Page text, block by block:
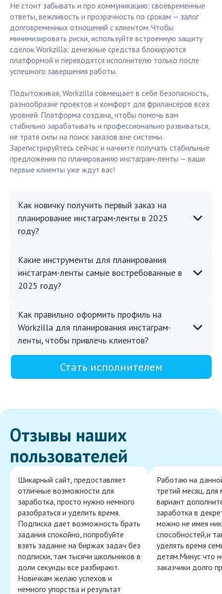
Не стоит забывать и про коммуникацию: своевременные
ответы, вежливость и прозрачность по срокам — залог
долговременных отношений с клиентом. Чтобы
минимизировать риски, используйте встроенную защиту
сделок Workzilla: денежные средства блокируются
платформой и переводятся исполнителю только после
успешного завершения работы.
Подытоживая, Workzilla совмещает в себе безопасность,
разнообразие проектов и комфорт для фрилансеров всех
уровней. Платформа создана, чтобы помочь вам
стабильно зарабатывать и профессионально развиваться,
не тратя силы на поиск заказов вне системы.
Зарегистрируйтесь сейчас и начните получать стабильные
предложения по планированию инстаграм-ленты — ваши
первые клиенты уже ждут вас!
Как новичку получить первый заказ на
планирование инстаграм-ленты в 2025
году?
Какие инструменты для планирования
инстаграм-ленты самые востребованные в
2025 году?
Как правильно оформить профиль на
Workzilla для планирования инстаграм-
ленты, чтобы привлечь клиентов?
Стать исполнителем
Отзывы наших
пользователей
Шикарный сайт, предоставляет
отличные возможности для
заработка, просто нужно немного
разобраться и уделить время.
Подписка дает возможность брать
задания спокойно, попробуйте
взять задание на биржах задач без
подписки, там тысячи школьников в
доли секунды все разбирают.
Новичкам желаю успехов и
немного упорства и результат
Работаю на
третий месяц, для
вариант
заработка в
можно не имея
способностей,и
уделять время
детям.Минус что
заказчики долго